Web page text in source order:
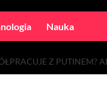
Nauka
Z PUTINEM?